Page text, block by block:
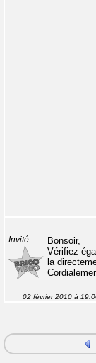
Invité
Bonsoir,
Vérifiez
la
02 février 2010 à